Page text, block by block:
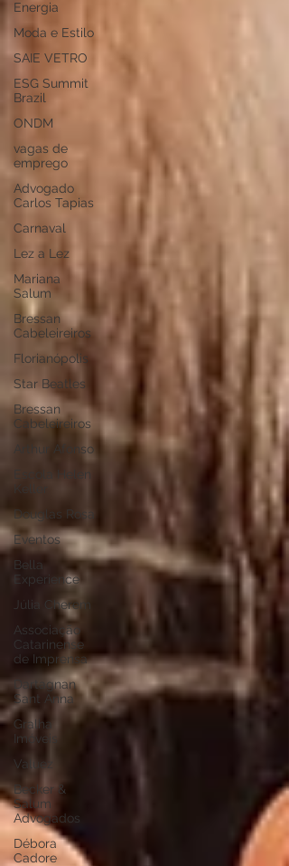
Energia
Moda e Estilo
SAIE VETRO
ESG Summit
Brazil
ONDM
vagas de
emprego
Advogado
Carlos Tapias
Carnaval
Lez a Lez
Mariana
Salum
Bressan
Cabeleireiros
Florianópolis
Star Beatles
Bressan
Cabeleireiros
Arthur Afonso
Escola Helen
Douglas Rosa
Eventos
Bella
Experience
Júlia Cherem
Associação
Catarinense
de Imprensa
Dartagnan
Sant Anna
Gralha
Imóveis
Valuez
Becker &
Salum
Advogados
Débora
Cadore